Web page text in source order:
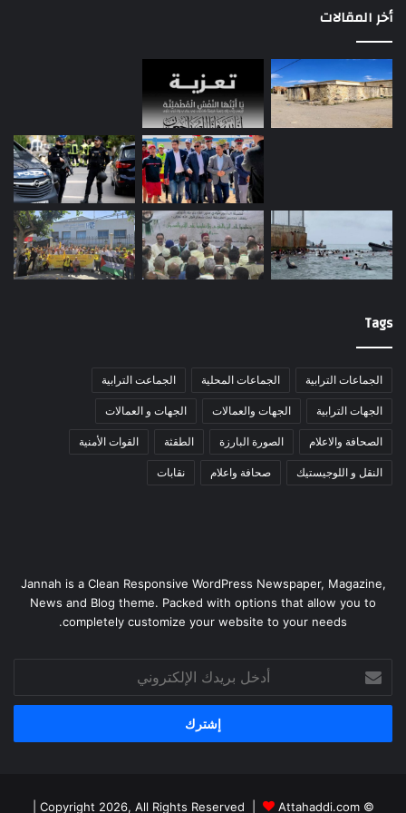
أخر المقالات
Tags
الجماعات الترابية الجماعات المحلية الجماعت الترابية
الجهات الترابية الجهات والعمالات الجهات و العمالات
الصحافة والاعلام الصورة البارزة الطقثة القوات الأمنية
النقل و اللوجيستيك صحافة واعلام نقابات
Jannah is a Clean Responsive WordPress Newspaper, Magazine,
News and Blog theme. Packed with options that allow you to
completely customize your website to your needs.
بريدك
الإلكتروني
© Copyright 2026, All Rights Reserved |
Attahaddi.com